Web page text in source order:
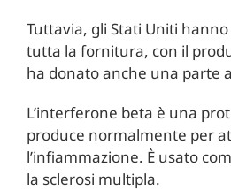
Tuttavia, gli Stati Uniti
tutta la fornitura, con il
ha donato anche una parte
L’interferone beta è una
produce normalmente per
l’infiammazione. È usato
la sclerosi multipla.